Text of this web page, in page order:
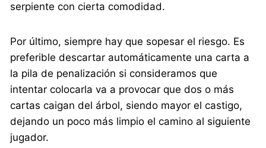
serpiente con cierta comodidad.
Por último, siempre hay que sopesar el riesgo. Es
preferible descartar automáticamente una carta a
la pila de penalización si consideramos que
intentar colocarla va a provocar que dos o más
cartas caigan del árbol, siendo mayor el castigo,
dejando un poco más limpio el camino al siguiente
jugador.